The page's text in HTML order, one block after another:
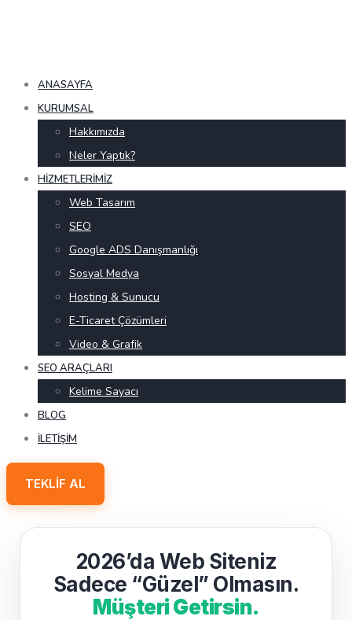
ANASAYFA
KURUMSAL
Hakkımızda
Neler Yaptık?
HIZMETLERIMIZ
Web Tasarım
SEO
Google ADS Danışmanlığı
Sosyal Medya
Hosting & Sunucu
E-Ticaret Çözümleri
Video & Grafik
SEO ARAÇLARI
Kelime Sayacı
BLOG
İLETIŞIM
TEKLIF AL
2026’da Web Siteniz
Sadece “Güzel” Olmasın.
Müşteri Getirsin.